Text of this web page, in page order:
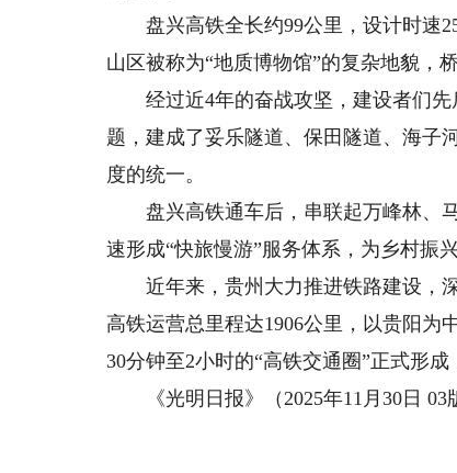
盘兴高铁全长约99公里，设计时速
山区被称为“地质博物馆”的复杂地貌，
经过近4年的奋战攻坚，建设者们先
题，建成了妥乐隧道、保田隧道、海子
度的统一。
盘兴高铁通车后，串联起万峰林、马
速形成“快旅慢游”服务体系，为乡村振
近年来，贵州大力推进铁路建设，深
高铁运营总里程达1906公里，以贵阳为
30分钟至2小时的“高铁交通圈”正式形
《光明日报》（2025年11月30日 03